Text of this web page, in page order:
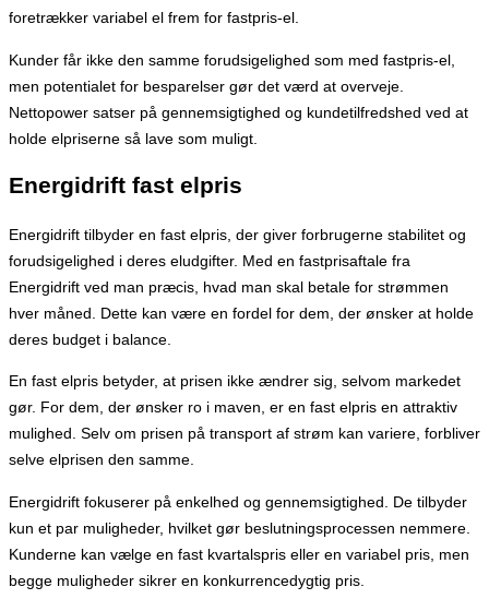
foretrækker variabel el frem for fastpris-el.
Kunder får ikke den samme forudsigelighed som med fastpris-el,
men potentialet for besparelser gør det værd at overveje.
Nettopower satser på gennemsigtighed og kundetilfredshed ved at
holde elpriserne så lave som muligt.
Energidrift fast elpris
Energidrift tilbyder en fast elpris, der giver forbrugerne stabilitet og
forudsigelighed i deres eludgifter. Med en fastprisaftale fra
Energidrift ved man præcis, hvad man skal betale for strømmen
hver måned. Dette kan være en fordel for dem, der ønsker at holde
deres budget i balance.
En fast elpris betyder, at prisen ikke ændrer sig, selvom markedet
gør. For dem, der ønsker ro i maven, er en fast elpris en attraktiv
mulighed. Selv om prisen på transport af strøm kan variere, forbliver
selve elprisen den samme.
Energidrift fokuserer på enkelhed og gennemsigtighed. De tilbyder
kun et par muligheder, hvilket gør beslutningsprocessen nemmere.
Kunderne kan vælge en fast kvartalspris eller en variabel pris, men
begge muligheder sikrer en konkurrencedygtig pris.